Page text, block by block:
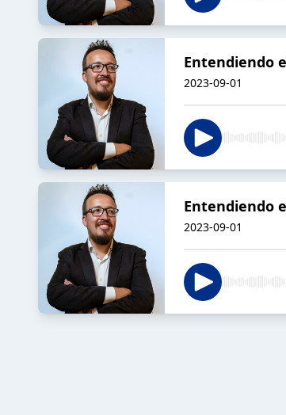
Entendiendo
2023-09-01
Entendiendo
2023-09-01